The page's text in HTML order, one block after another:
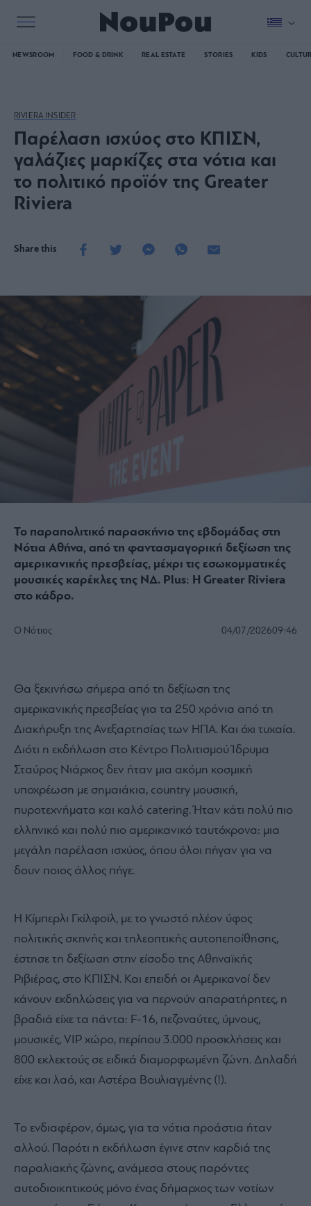
NEWSROOM FOOD & DRINK REAL ESTATE STORIES KIDS
RIVIERA INSIDER
Παρέλαση ισχύος στο ΚΠΙΣΝ,
γαλάζιες μαρκίζες στα νότια και
το πολιτικό προϊόν της Greater
Riviera
Share this
Το παραπολιτικό παρασκήνιο της εβδομάδας στη
Νότια Αθήνα, από τη φαντασμαγορική δεξίωση της
αμερικανικής πρεσβείας, μέχρι τις εσωκομματικές
μουσικές καρέκλες της ΝΔ. Plus: Η Greater Riviera
στο κάδρο.
Ο Νότιος 04/07/202609:46
Θα ξεκινήσω σήμερα από τη δεξίωση της
αμερικανικής πρεσβείας για τα 250 χρόνια από τη
Διακήρυξη της Ανεξαρτησίας των ΗΠΑ. Και όχι τυχαία.
Διότι η εκδήλωση στο Κέντρο Πολιτισμού Ίδρυμα
Σταύρος Νιάρχος δεν ήταν μια ακόμη κοσμική
υποχρέωση με σημαιάκια, country μουσική,
πυροτεχνήματα και καλό catering. Ήταν κάτι πολύ πιο
ελληνικό και πολύ πιο αμερικανικό ταυτόχρονα: μια
μεγάλη παρέλαση ισχύος, όπου όλοι πήγαν για να
δουν ποιος άλλος πήγε.
Η Κίμπερλι Γκίλφοϊλ, με το γνωστό πλέον ύφος
πολιτικής σκηνής και τηλεοπτικής αυτοπεποίθησης,
έστησε τη δεξίωση στην είσοδο της Αθηναϊκής
Ριβιέρας, στο ΚΠΙΣΝ. Και επειδή οι Αμερικανοί δεν
κάνουν εκδηλώσεις για να περνούν απαρατήρητες, η
βραδιά είχε τα πάντα: F-16, πεζοναύτες, ύμνους,
μουσικές, VIP χώρο, περίπου 3.000 προσκλήσεις και
800 εκλεκτούς σε ειδικά διαμορφωμένη ζώνη. Δηλαδή
είχε και λαό, και Αστέρα Βουλιαγμένης (!).
Το ενδιαφέρον, όμως, για τα νότια προάστια ήταν
αλλού. Παρότι η εκδήλωση έγινε στην καρδιά της
παραλιακής ζώνης, ανάμεσα στους παρόντες
αυτοδιοικητικούς μόνο ένας δήμαρχος των νοτίων